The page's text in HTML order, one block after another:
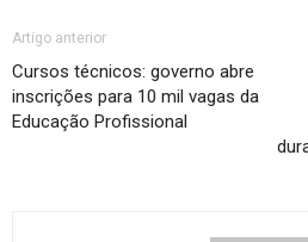
Artigo anterior
Cursos técnicos: governo abre
inscrições para 10 mil vagas da
Educação Profissional